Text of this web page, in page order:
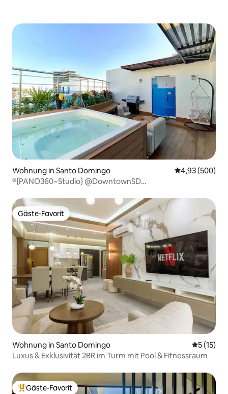
Wohnung in Santo Domingo
4,93 (500)
®{PANO360~Studio} @DowntownSD
Gäste-Favorit
Gäste-Favorit
Wohnung in Santo Domingo
5 (15)
Luxus & Exklusivität 2BR im Turm mit Pool & Fitnessraum
Gäste-Favorit